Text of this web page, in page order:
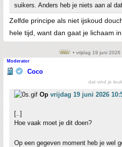
suikers. Anders heb je niets aan al
Zelfde principe als niet ijskoud
hele tijd, want dan gaat je lichaam
• vrijdag 19 juni 2026
Moderator
Coco
dat vind je
Op vrijdag 19 juni 2026
[..]
Hoe vaak moet je dit doen?
Op een gegeven moment heb je wel